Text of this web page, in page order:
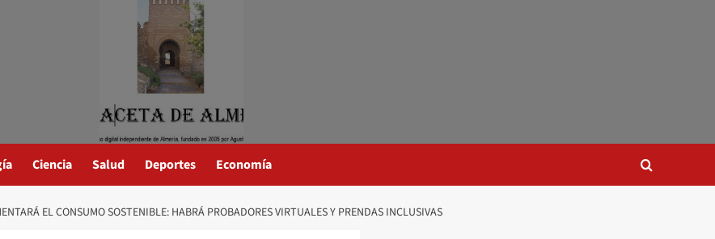
Ciencia Salud Deportes Economía
EL CONSUMO SOSTENIBLE: HABRÁ PROBADORES VIRTUALES Y PRENDAS INCLUSIVAS